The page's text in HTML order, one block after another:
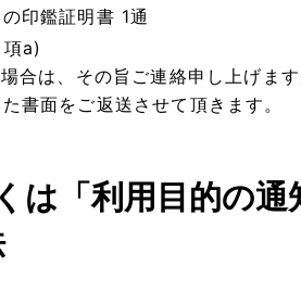
印鑑証明書 1通
a)
合は、その旨ご連絡申し上げま
書面をご返送させて頂きます。
は「利用目的の